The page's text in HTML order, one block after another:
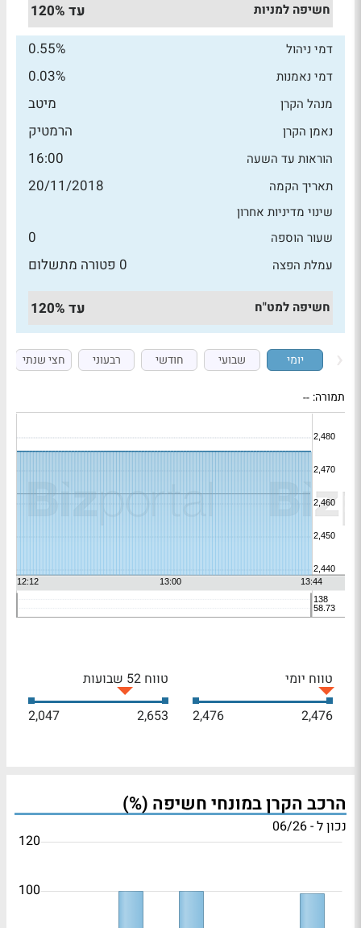
חשיפה למניות עד 120%
דמי ניהול 0.55%
דמי נאמנות 0.03%
מנהל הקרן מיטב
נאמן הקרן הרמטיק
הוראות עד השעה 16:00
תאריך הקמה 20/11/2018
שינוי מדיניות אחרון
שעור הוספה
0
עמלת הפצה 0 פטורה מתשלום
חשיפה למט"ח עד 120%
יומי שבועי חודשי רבעוני חצי שנתי
תמורה: --
טווח יומי
2,476
2,476
טווח 52 שבועות
2,653
2,047
הרכב הקרן במונחי חשיפה (%)
נכון ל - 06/26
100
120